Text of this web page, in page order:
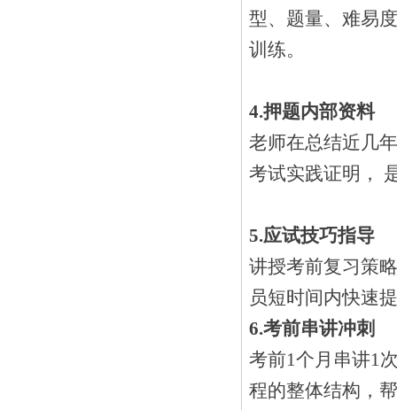
型、题量、难易
训练。
4.押题内部资料
老师在总结近几
考试实践证明，
5.应试技巧指导
讲授考前复习策
员短时间内快速
6.考前串讲冲刺
考前1个月串讲1
程的整体结构，